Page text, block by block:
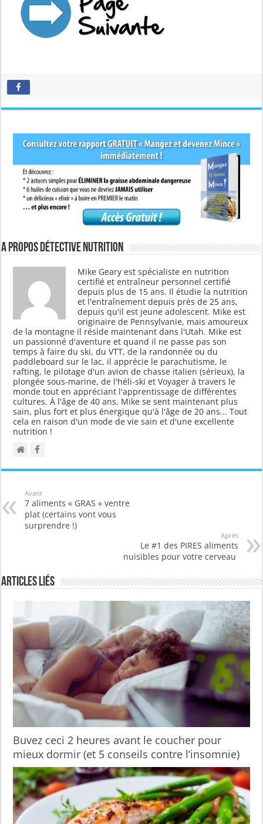
A propos Détective Nutrition
Mike Geary est spécialiste en nutrition
certifié et entraîneur personnel certifié
depuis plus de 15 ans. Il étudie la nutrition
et l'entraînement depuis près de 25 ans,
depuis qu'il est jeune adolescent. Mike est
originaire de Pennsylvanie, mais amoureux
de la montagne il réside maintenant dans l'Utah. Mike est
un passionné d'aventure et quand il ne passe pas son
temps à faire du ski, du VTT, de la randonnée ou du
paddleboard sur le lac, il apprécie le parachutisme, le
rafting, le pilotage d'un avion de chasse italien (sérieux), la
plongée sous-marine, de l'héli-ski et Voyager à travers le
monde tout en appréciant l'apprentissage de différentes
cultures. À l'âge de 40 ans, Mike se sent maintenant plus
sain, plus fort et plus énergique qu'à l'âge de 20 ans... Tout
cela en raison d'un mode de vie sain et d'une excellente
nutrition !
Avant
7 aliments « GRAS » ventre
plat (certains vont vous
surprendre !)
Après
Le #1 des PIRES aliments
nuisibles pour votre cerveau
Articles liés
Buvez ceci 2 heures avant le coucher pour
mieux dormir (et 5 conseils contre l’insomnie)